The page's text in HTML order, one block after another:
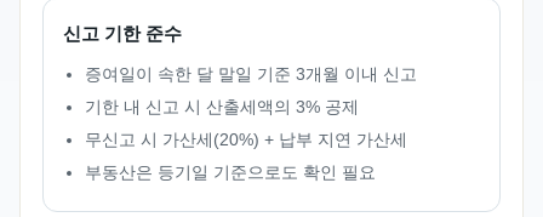
신고 기한 준수
증여일이 속한 달 말일 기준 3개월 이내 신고
기한 내 신고 시 산출세액의 3% 공제
무신고 시 가산세(20%) + 납부 지연 가산세
부동산은 등기일 기준으로도 확인 필요